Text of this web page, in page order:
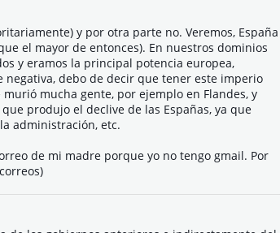
y por otra parte no. Veremos, España
el mayor de entonces). En nuestros dominios
y eramos la principal potencia europea,
debo de decir que tener este imperio
mucha gente, por ejemplo en Flandes, y
produjo el declive de las Españas, ya que
administración, etc.
de mi madre porque yo no tengo gmail. Por